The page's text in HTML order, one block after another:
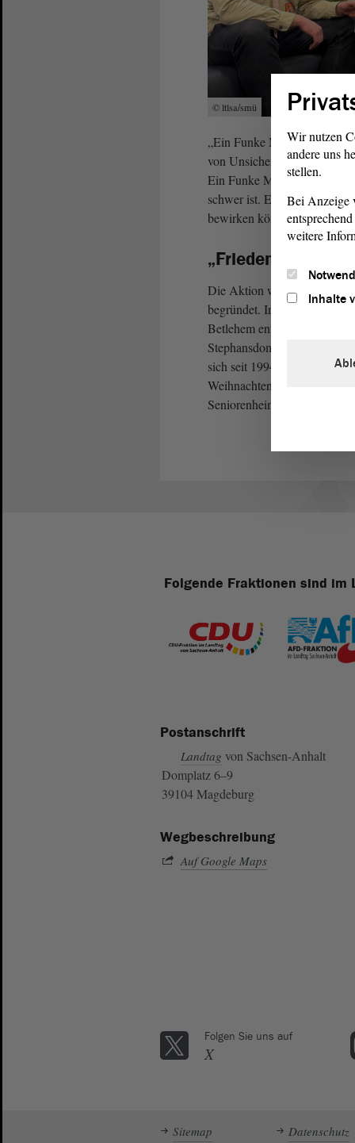
© ltlsa/smü
„Ein Funke Mut ‒ das kann
von Unsicherheit und Angst
Ein Funke Mut bedeutet, für
schwer ist. Es heißt,
bewirken können.“, heißt
„Friedenslicht
Die Aktion wurde 1986
begründet. In jedem Jahr
Betlehem entzündet wurde,
Stephansdom wird es in
sich seit 1994 an der
Weihnachten
Seniorenheime,
Folgende Fraktionen sind im
Postanschrift
Landtag von Sachsen-Anhalt
Domplatz 6–9
39104 Magdeburg
Wegbeschreibung
Auf Google Maps
Folgen Sie uns auf
X
Sitemap Datenschutz
Wir nutzen
andere uns
stellen.
Bei Anzeige
weitere
Inhalte